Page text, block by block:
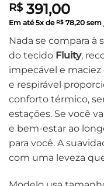
R$391,00
Em até5x de R$ 78,20 sem
Nada se compara à
do tecido Fluity,
impecável e
e respirável
conforto térmico,
estações. Se você
e bem-estar ao
para você. A
com uma leveza